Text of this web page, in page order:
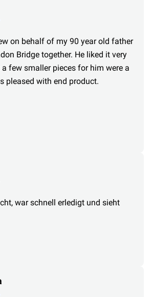
on behalf of my 90 year old father
Bridge together. He liked it very
few smaller pieces for him were a
pleased with end product.
war schnell erledigt und sieht